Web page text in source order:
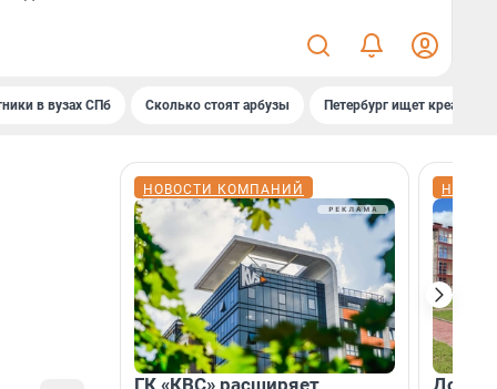
в вузах СПб Сколько стоят арбузы Петербург ищет креатив
НОВОСТИ КОМПАНИЙ
ГК «КВС» расширяет
Дом